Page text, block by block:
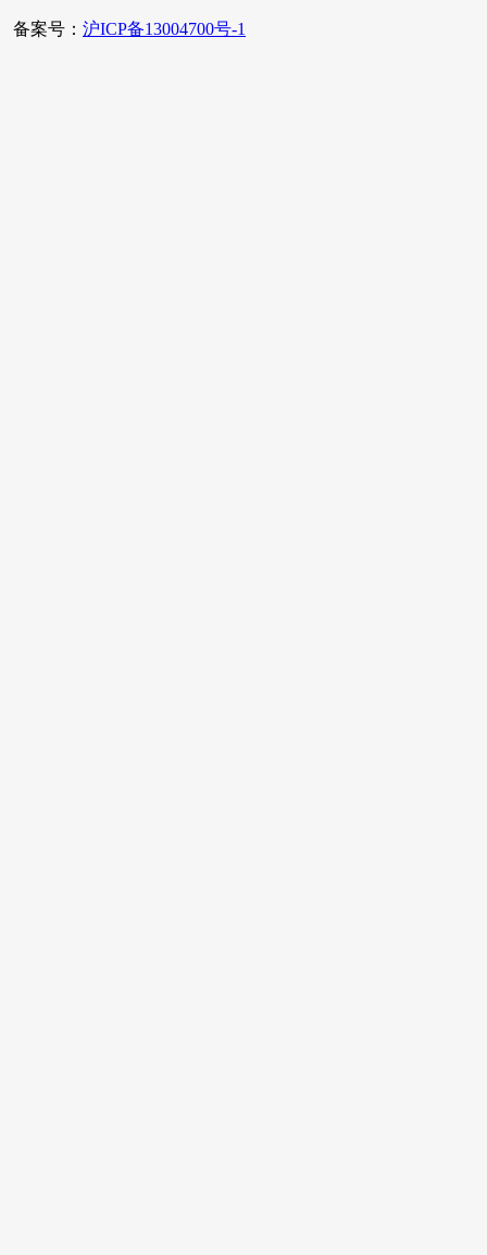
备案号： 沪ICP备13004700号-1